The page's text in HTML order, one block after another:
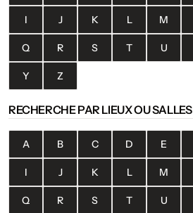
I J K L M
Q R S T U
Y Z
RECHERCHE PAR LIEUX OU SALLES
A B C D E
I J K L M
Q R S T U